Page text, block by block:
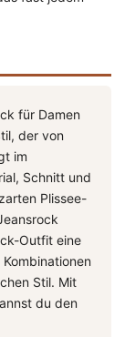
für Damen
der von
im
Schnitt und
Plissee-
Outfit eine
Stil. Mit
du den